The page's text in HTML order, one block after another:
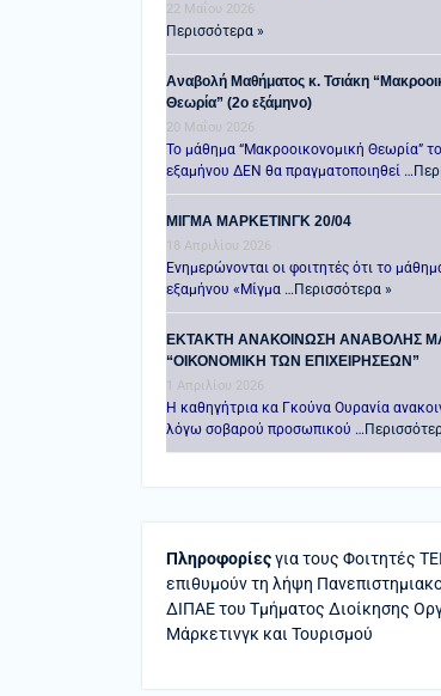
22 Μαΐου 2026
Περισσότερα »
Αναβολή Μαθήματος κ. Τσιάκη
Θεωρία” (2ο εξάμηνο)
20 Μαΐου 2026
Το μάθημα “Μακροοικονομική Θεωρία”
εξαμήνου ΔΕΝ θα πραγματοποιηθεί …
ΜΙΓΜΑ ΜΑΡΚΕΤΙΝΓΚ 20/04
18 Απριλίου 2026
Ενημερώνονται οι φοιτητές ότι το
εξαμήνου «Μίγμα … Περισσότερα »
ΕΚΤΑΚΤΗ ΑΝΑΚΟΙΝΩΣΗ ΑΝΑΒΟΛΗΣ
“ΟΙΚΟΝΟΜΙΚΗ ΤΩΝ ΕΠΙΧΕΙΡΗΣΕΩΝ”
1 Απριλίου 2026
Η καθηγήτρια κα Γκούνα Ουρανία
λόγω σοβαρού προσωπικού …
Πληροφορίεςγια τους Φοιτητές
επιθυμούν τη λήψη
ΔΙΠΑΕ του Τμήματος Διοίκησης
Μάρκετινγκ και Τουρισμού